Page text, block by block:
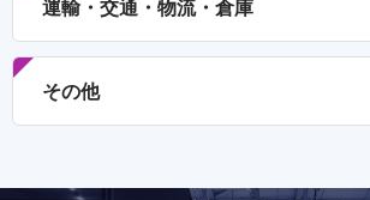
運輸・交通・物流・倉庫
その他